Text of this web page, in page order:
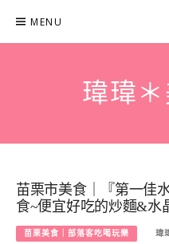
content
MENU
瑋瑋
苗栗市美食｜『第一佳
食~便宜好吃的炒麵&水
苗栗美食｜部落客吃喝玩樂 瑋